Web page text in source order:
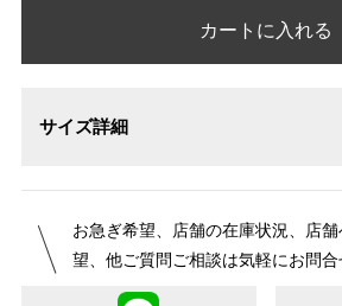
カートに入れる
サイズ詳細
身長目安 ヒップ目安
S ～154cm ～
お急ぎ希望、店舗の在庫状況、店
望、他ご質問ご相談は気軽にお問合